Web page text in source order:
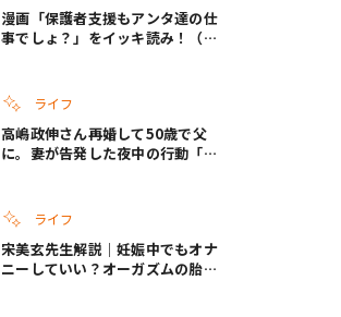
漫画「保護者支援もアンタ達の仕
事でしょ？」をイッキ読み！（右
ライフ
高嶋政伸さん再婚して50歳で父
に。妻が告発した夜中の行動「こ
ライフ
宋美玄先生解説｜妊娠中でもオナ
ニーしていい？オーガズムの胎児